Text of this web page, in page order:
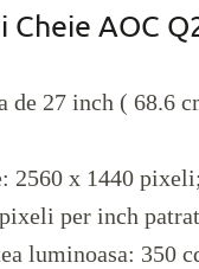
Cheie AOC
de 27 inch ( 68.6
2560 x 1440 pixeli;
per inch
luminoasa: 350